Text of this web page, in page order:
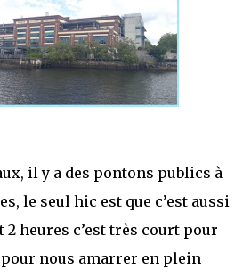
il y a des pontons publics à
le seul hic est que c’est aussi
heures c’est très court pour
nous amarrer en plein